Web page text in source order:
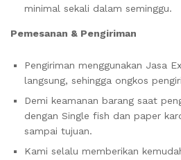
minimal sekali dalam seminggu.
Pemesanan & Pengiriman
Pengiriman menggunakan Jasa
langsung, sehingga ongkos
Demi keamanan barang saat
dengan Single fish dan paper
sampai tujuan.
Kami selalu memberikan